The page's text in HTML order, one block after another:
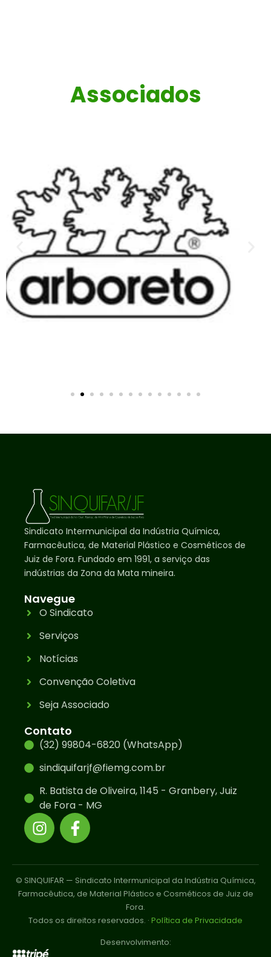
Associados
Sindicato Intermunicipal da Indústria Química,
Farmacêutica, de Material Plástico e Cosméticos de
Juiz de Fora. Fundado em 1991, a serviço das
indústrias da Zona da Mata mineira.
Navegue
O Sindicato
Serviços
Notícias
Convenção Coletiva
Seja Associado
Contato
(32) 99804-6820 (WhatsApp)
sindiquifarjf@fiemg.com.br
R. Batista de Oliveira, 1145 - Granbery, Juiz
de Fora - MG
© SINQUIFAR — Sindicato Intermunicipal da Indústria Química,
Farmacêutica, de Material Plástico e Cosméticos de Juiz de
Fora.
Todos os direitos reservados. · Política de Privacidade
Desenvolvimento: